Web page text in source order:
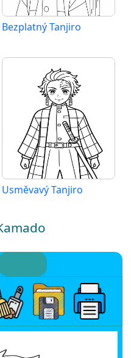
Bezplatný Tanjiro
Usměvavý Tanjiro